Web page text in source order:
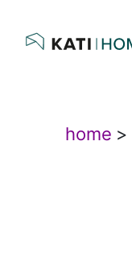
home >